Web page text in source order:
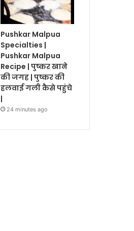
Pushkar Malpua
Specialties |
Pushkar Malpua
Recipe | पुष्कर खाने
की जगह | पुष्कर की
हलवाई गली कैसे पहुंचे
|
24 minutes ago